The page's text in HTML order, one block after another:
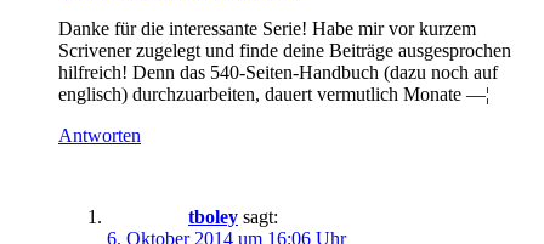
Danke für die interessante Serie! Habe mir vor kurzem
Scrivener zugelegt und finde deine Beiträge ausgesprochen
hilfreich! Denn das 540-Seiten-Handbuch (dazu noch auf
englisch) durchzuarbeiten, dauert vermutlich Monate —¦
Antworten
tboley sagt:
6. Oktober 2014 um 16:06 Uhr